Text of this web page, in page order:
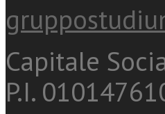
Capitale
P.I.